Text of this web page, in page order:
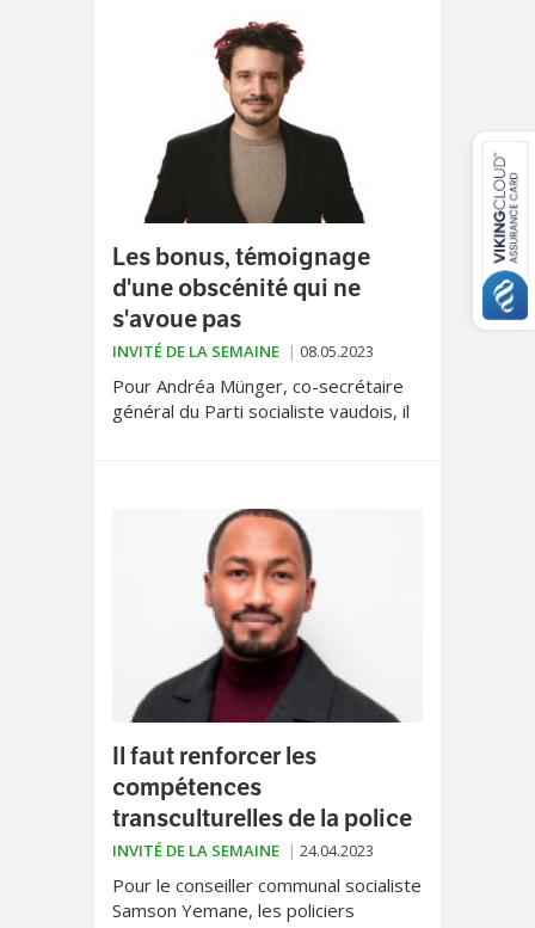
Les bonus, témoignage
d'une obscénité qui ne
s'avoue pas
INVITÉ DE LA SEMAINE 08.05.2023
Pour Andréa Münger, co-secrétaire
général du Parti socialiste vaudois, il
Il faut renforcer les
compétences
transculturelles de la police
INVITÉ DE LA SEMAINE 24.04.2023
Pour le conseiller communal socialiste
Samson Yemane, les policiers